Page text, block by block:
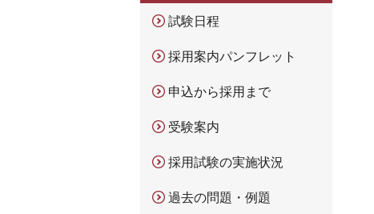
試験日程
採用案内パンフレット
申込から採用まで
受験案内
採用試験の実施状況
過去の問題・例題